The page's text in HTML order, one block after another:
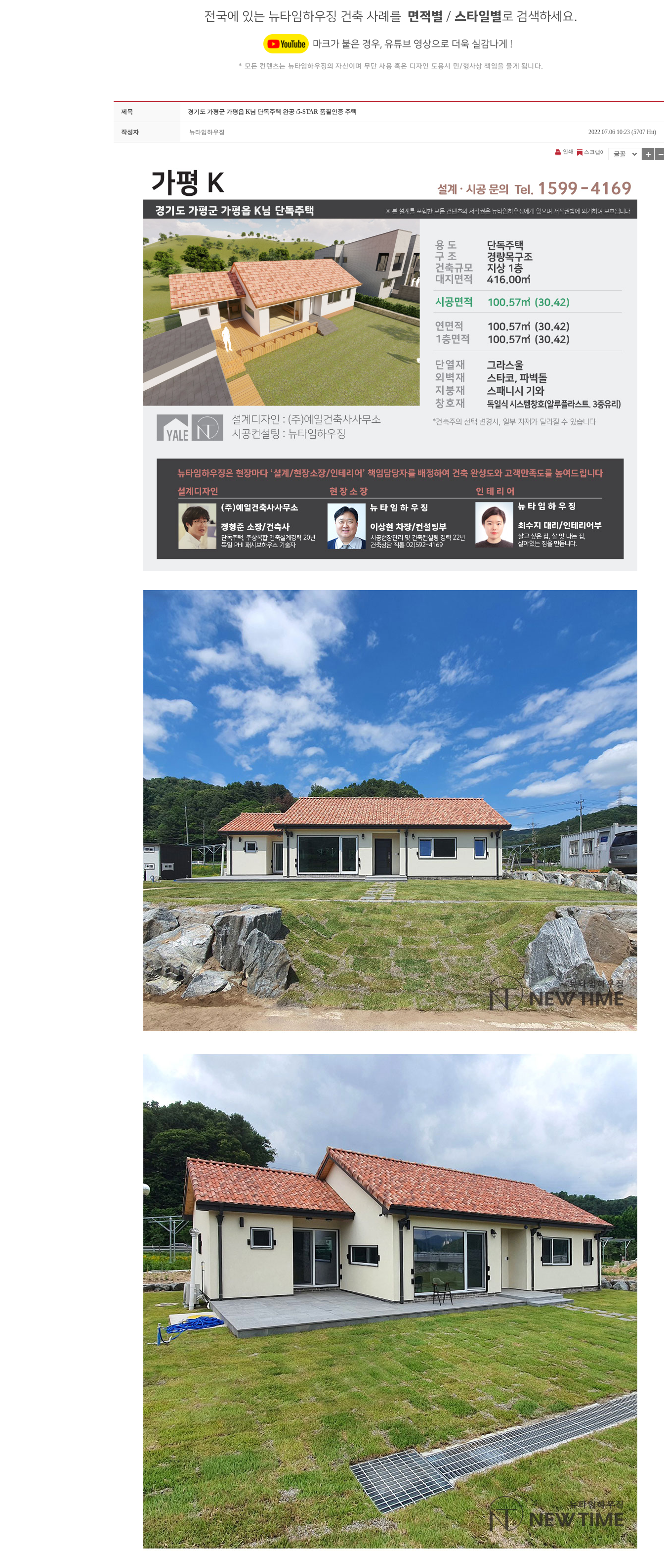
제목 경기도 가평군 가평읍 K님 단독주택 완공 /5-STAR 품질인증 주택
작성자 뉴타임하우징 2022.07.06 10:23 (5707 Hit)
인쇄 스크랩0